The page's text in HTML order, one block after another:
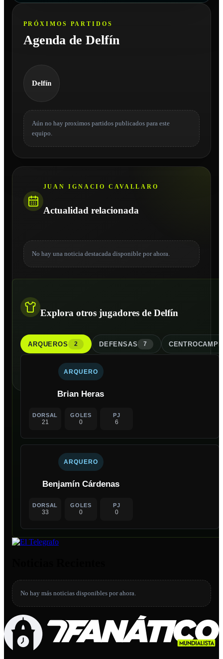
PRÓXIMOS PARTIDOS
Agenda de Delfín
Delfín
Aún no hay proximos partidos publicados para este
equipo.
JUAN IGNACIO CAVALLARO
Actualidad relacionada
No hay una noticia destacada disponible por ahora.
Explora otros jugadores de Delfín
ARQUEROS 2 DEFENSAS 7
ARQUERO
Brian Heras
DORSAL
21
GOLES
0
PJ
6
ARQUERO
Benjamín Cárdenas
DORSAL
33
GOLES
0
PJ
0
No hay más noticias disponibles por ahora.